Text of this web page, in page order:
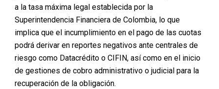
a la tasa máxima legal establecida por la
Superintendencia Financiera de Colombia, lo que
implica que el incumplimiento en el pago de las cuotas
podrá derivar en reportes negativos ante centrales de
riesgo como Datacrédito o CIFIN, así como en el inicio
de gestiones de cobro administrativo o judicial para la
recuperación de la obligación.